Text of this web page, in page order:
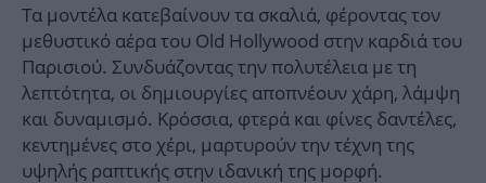
Τα μοντέλα κατεβαίνουν τα σκαλιά, φέροντας τον
μεθυστικό αέρα του Old Hollywood στην καρδιά του
Παρισιού. Συνδυάζοντας την πολυτέλεια με τη
λεπτότητα, οι δημιουργίες αποπνέουν χάρη, λάμψη
και δυναμισμό. Κρόσσια, φτερά και φίνες δαντέλες,
κεντημένες στο χέρι, μαρτυρούν την τέχνη της
υψηλής ραπτικής στην ιδανική της μορφή.